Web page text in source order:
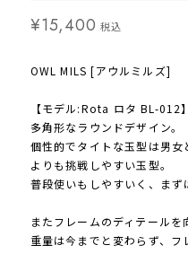
¥15,400 税込
OWL MILS [アウルミルズ]
【モデル:Rota ロタ BL-012】
多角形なラウンドデザイン。
個性的でタイトな玉型は男
よりも挑戦しやすい玉型。
普段使いもしやすいく、まず
またフレームのディテールを
重量は今までと変わらず、